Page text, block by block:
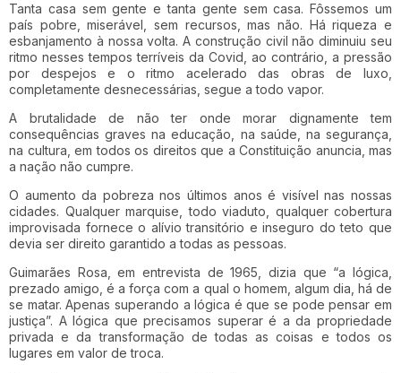
Tanta casa sem gente e tanta gente sem casa. Fôssemos um
país pobre, miserável, sem recursos, mas não. Há riqueza e
esbanjamento à nossa volta. A construção civil não diminuiu seu
ritmo nesses tempos terríveis da Covid, ao contrário, a pressão
por despejos e o ritmo acelerado das obras de luxo,
completamente desnecessárias, segue a todo vapor.
A brutalidade de não ter onde morar dignamente tem
consequências graves na educação, na saúde, na segurança,
na cultura, em todos os direitos que a Constituição anuncia, mas
a nação não cumpre.
O aumento da pobreza nos últimos anos é visível nas nossas
cidades. Qualquer marquise, todo viaduto, qualquer cobertura
improvisada fornece o alívio transitório e inseguro do teto que
devia ser direito garantido a todas as pessoas.
Guimarães Rosa, em entrevista de 1965, dizia que “a lógica,
prezado amigo, é a força com a qual o homem, algum dia, há de
se matar. Apenas superando a lógica é que se pode pensar em
justiça”. A lógica que precisamos superar é a da propriedade
privada e da transformação de todas as coisas e todos os
lugares em valor de troca.